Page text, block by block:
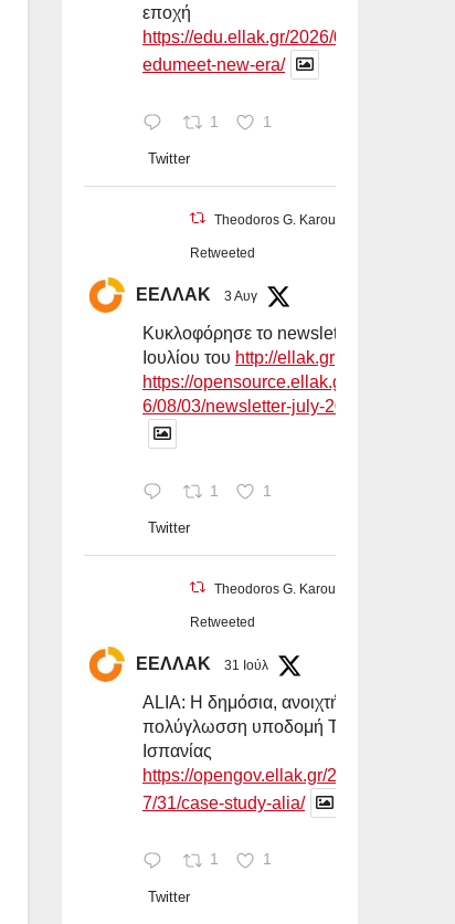
εποχή
https://edu.ellak.gr/2026/08/03/
edumeet-new-era/
1 1
Twitter
Theodoros G. Karounos
Retweeted
ΕΕΛΛΑΚ 3 Αυγ
Κυκλοφόρησε το newsletter
Ιουλίου του http://ellak.gr
https://opensource.ellak.gr/202
6/08/03/newsletter-july-2026-...
1 1
Twitter
Theodoros G. Karounos
Retweeted
ΕΕΛΛΑΚ 31 Ιούλ
ALIA: Η δημόσια, ανοιχτή και
πολύγλωσση υποδομή ΤΝ της
Ισπανίας
https://opengov.ellak.gr/2026/0
7/31/case-study-alia/
1 1
Twitter